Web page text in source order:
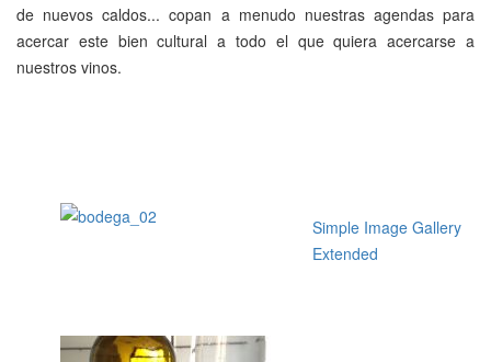
de nuevos caldos... copan a menudo nuestras agendas para
acercar este bien cultural a todo el que quiera acercarse a
nuestros vinos.
Simple Image Gallery
Extended